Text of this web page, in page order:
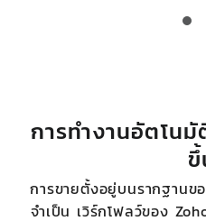
การทำงานอัตโนมั
การขายตั้งอยู่บนรากฐานข
จำเป็น เวิร์กโฟลว์ของ